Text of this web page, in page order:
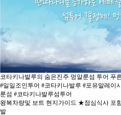
코타키나발루의 숨은진주 멍알룬섬 투어 푸
#일일조인투어 #코타키나발루 #포유말레이
룬섬 #코타키나발루섬투어
왕복차량및 보트 현지가이드 ★점심식사 포
발